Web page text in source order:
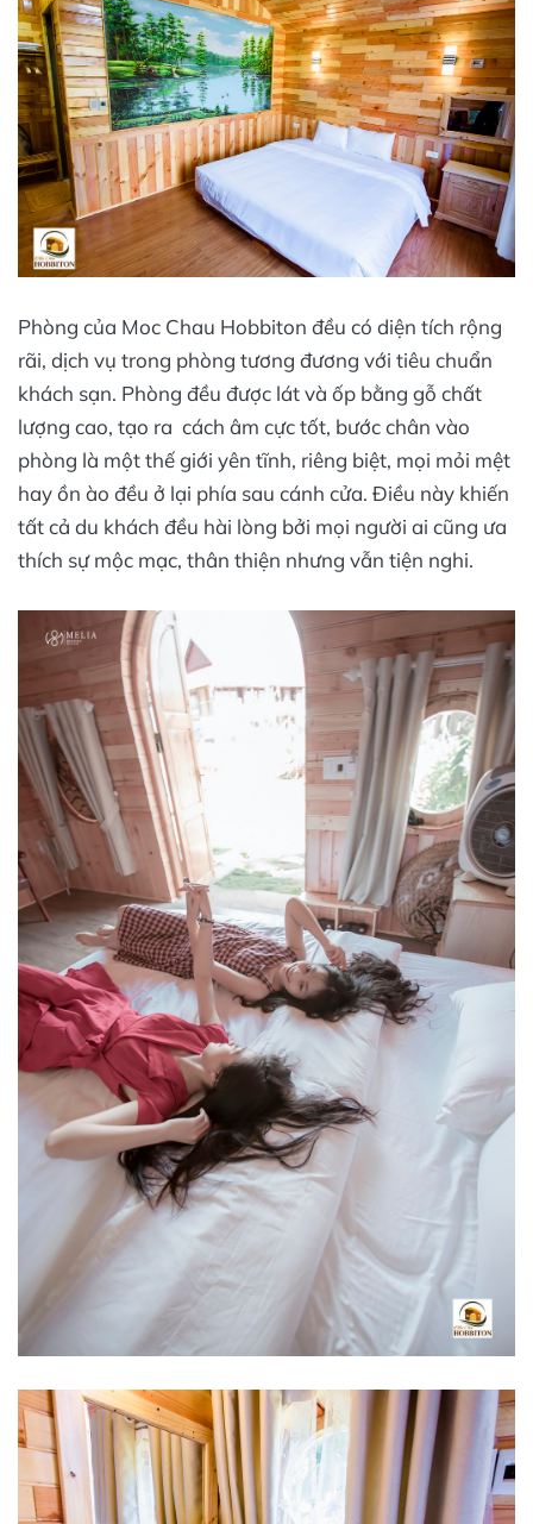
Phòng của Moc Chau Hobbiton đều có diện tích rộng
rãi, dịch vụ trong phòng tương đương với tiêu chuẩn
khách sạn. Phòng đều được lát và ốp bằng gỗ chất
lượng cao, tạo ra cách âm cực tốt, bước chân vào
phòng là một thế giới yên tĩnh, riêng biệt, mọi mỏi mệt
hay ồn ào đều ở lại phía sau cánh cửa. Điều này khiến
tất cả du khách đều hài lòng bởi mọi người ai cũng ưa
thích sự mộc mạc, thân thiện nhưng vẫn tiện nghi.